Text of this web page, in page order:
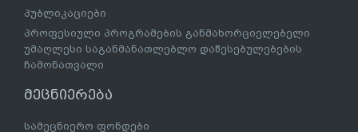
პუბლიკაციები
პროფესიული პროგრამების განმახორციელებელი
უმაღლესი საგანმანათლებლო დაწესებულებების
ჩამონათვალი
მეცნიერება
სამეცნიერო ფონდები